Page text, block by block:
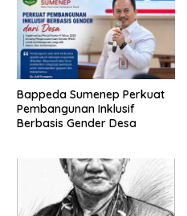
Bappeda Sumenep Perkuat
Pembangunan Inklusif
Berbasis Gender Desa